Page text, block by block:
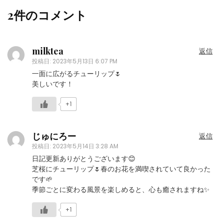
2件のコメント
milktea
投稿日: 2023年5月13日 6:07 PM
返信
一面に広がるチューリップ🌷
美しいです！
+1
じゅにろー
投稿日: 2023年5月14日 3:28 AM
返信
日記更新ありがとうございます😊
芝桜にチューリップ🌷春のお花を満喫されていて良かった
です🌱
季節ごとに変わる風景を楽しめると、心も癒されますね✨
+1